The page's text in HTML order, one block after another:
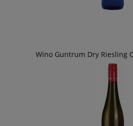
Wino Guntrum Dry Riesling